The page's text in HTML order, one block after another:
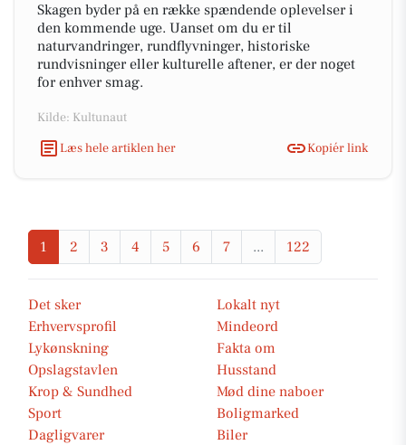
Skagen byder på en række spændende oplevelser i
den kommende uge. Uanset om du er til
naturvandringer, rundflyvninger, historiske
rundvisninger eller kulturelle aftener, er der noget
for enhver smag.
Kilde: Kultunaut
Læs hele artiklen her
Kopiér link
1 2 3 4 5 6 7 ... 122
Det sker
Lokalt nyt
Erhvervsprofil
Mindeord
Lykønskning
Fakta om
Opslagstavlen
Husstand
Krop & Sundhed
Mød dine naboer
Sport
Boligmarked
Dagligvarer
Biler